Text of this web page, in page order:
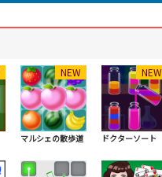
マルシェの散歩道
NEW
ドクターソート
NEW